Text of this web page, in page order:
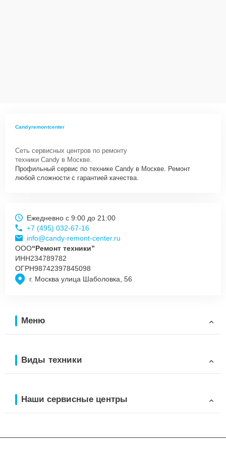
Candyremontcenter
Сеть сервисных центров по ремонту
техники Candy в Москве.
Профильный сервис по технике Candy в Москве. Ремонт
любой сложности с гарантией качества.
г. Москва улица Шаболовка, 56
Ежедневно с 9:00 до 21:00
+7 (495) 032-67-16
info@candy-remont-center.ru
ООО“Ремонт техники”
ИНН234789782
ОГРН98742397845098
Меню
Виды техники
Наши сервисные центры